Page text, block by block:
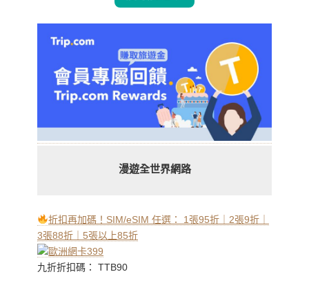
漫遊全世界網路
折扣再加碼！SIM/eSIM 任選： 1張95折｜2張9折｜
3張88折｜5張以上85折
九折折扣碼： TTB90